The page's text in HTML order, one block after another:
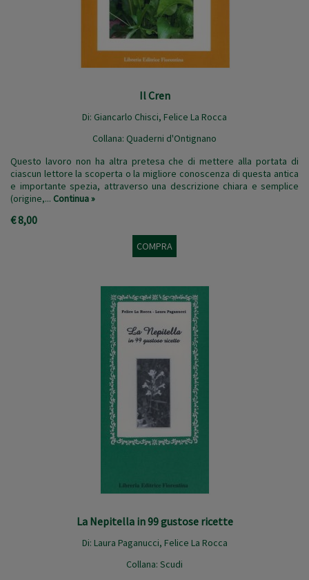
Il Cren
Di: Giancarlo Chisci, Felice La Rocca
Collana: Quaderni d'Ontignano
Questo lavoro non ha altra pretesa che di mettere alla portata di
ciascun lettore la scoperta o la migliore conoscenza di questa antica
e importante spezia, attraverso una descrizione chiara e semplice
(origine,... Continua »
€ 8,00
COMPRA
La Nepitella in 99 gustose ricette
Di: Laura Paganucci, Felice La Rocca
Collana: Scudi